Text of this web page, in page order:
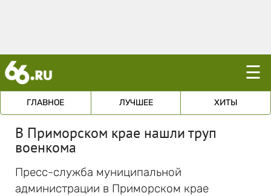
☰
ГЛАВНОЕ ЛУЧШЕЕ ХИТЫ
В Приморском крае нашли труп
военкома
Пресс-служба муниципальной
администрации в Приморском крае